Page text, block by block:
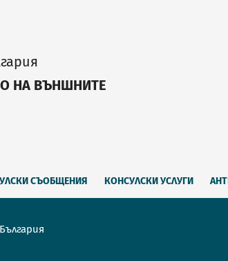
НА ВЪНШНИТЕ
СЪОБЩЕНИЯ КОНСУЛСКИ УСЛУГИ